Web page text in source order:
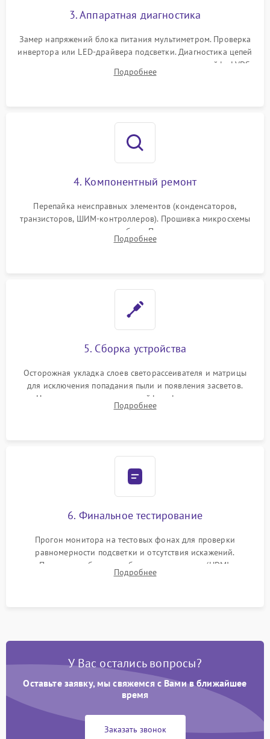
Поломка системы защиты
3. Аппаратная диагностика
Замер напряжений блока питания мультиметром. Проверка
инвертора или LED-драйвера подсветки. Диагностика цепей
питания скалера и тестирование сигналов на шлейфе LVDS
Подробнее
4. Компонентный ремонт
Перепайка неисправных элементов (конденсаторов,
транзисторов, ШИМ-контроллеров). Прошивка микросхемы
памяти при программных сбоях. При поломке подсветки —
разборка матрицы и замена выгоревших светодиодов.
Подробнее
5. Сборка устройства
Осторожная укладка слоев светорассеивателя и матрицы
для исключения попадания пыли и появления засветов.
Надежное подключение шлейфов, фиксация плат и
аккуратное защелкивание пластикового корпуса монитора.
Подробнее
6. Финальное тестирование
Прогон монитора на тестовых фонах для проверки
равномерности подсветки и отсутствия искажений.
Проверка работоспособности всех портов (HDMI,
DisplayPort, VGA) и кнопок управления под нагрузкой в
Подробнее
У Вас остались вопросы?
Оставьте заявку, мы свяжемся с Вами в ближайшее
время
Заказать звонок